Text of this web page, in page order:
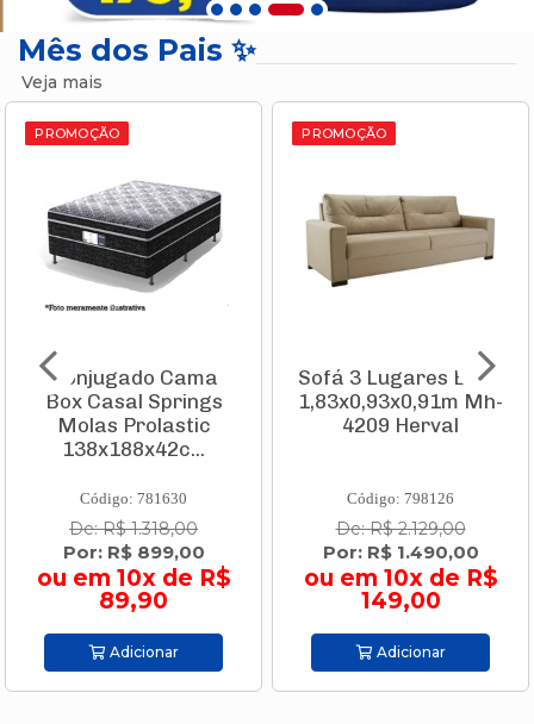
Mês dos Pais ✨
Veja mais
PROMOÇÃO
Sofá 3 Lugares Bege
1,83x0,93x0,91m Mh-
4209 Herval
Código: 798126
De: R$ 2.129,00
Por: R$ 1.490,00
ou em 10x de R$
149,00
Adicionar
PROMOÇÃO
Parafusadeira À
Bateria (Integrada)
3,6v Go Com 2 Pontas
Código: 767247
De: R$ 451,00
Por: R$ 399,00
ou em 9x de R$
44,33
Adicionar